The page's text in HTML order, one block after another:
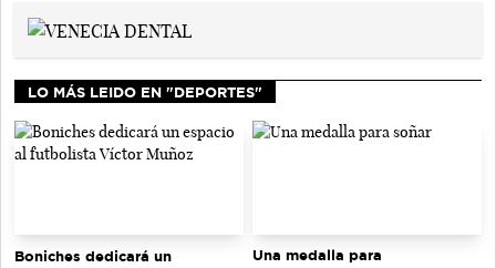
LO MÁS LEIDO EN "DEPORTES"
Boniches dedicará un
Una medalla para